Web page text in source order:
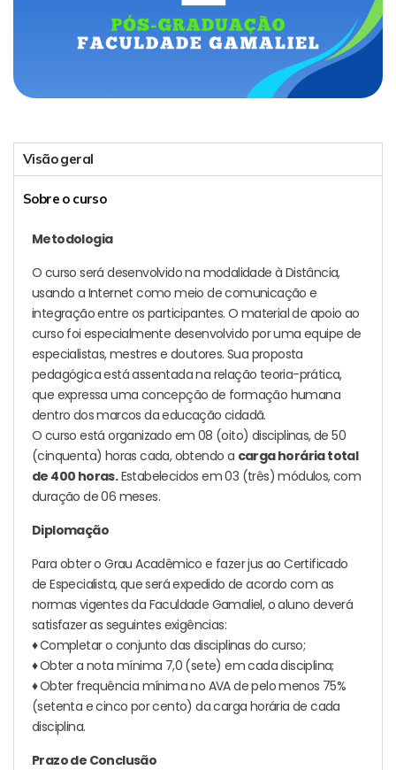
Visão geral
Sobre o curso
Metodologia
O curso será desenvolvido na modalidade à Distância,
usando a Internet como meio de comunicação e
integração entre os participantes. O material de apoio ao
curso foi especialmente desenvolvido por uma equipe de
especialistas, mestres e doutores. Sua proposta
pedagógica está assentada na relação teoria-prática,
que expressa uma concepção de formação humana
dentro dos marcos da educação cidadã.
O curso está organizado em 08 (oito) disciplinas, de 50
(cinquenta) horas cada, obtendo a carga horária total
de 400 horas.Estabelecidos em 03 (três) módulos, com
duração de 06 meses.
Diplomação
Para obter o Grau Acadêmico e fazer jus ao Certificado
de Especialista, que será expedido de acordo com as
normas vigentes da Faculdade Gamaliel, o aluno deverá
satisfazer as seguintes exigências:
♦Completar o conjunto das disciplinas do curso;
♦Obter a nota mínima 7,0 (sete) em cada disciplina;
♦Obter frequência mínima no AVA de pelo menos 75%
(setenta e cinco por cento) da carga horária de cada
disciplina.
Prazo de Conclusão